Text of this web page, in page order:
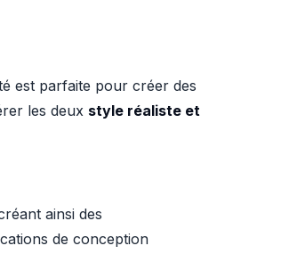
est parfaite pour créer des
les deux style réaliste et
ainsi des
de conception